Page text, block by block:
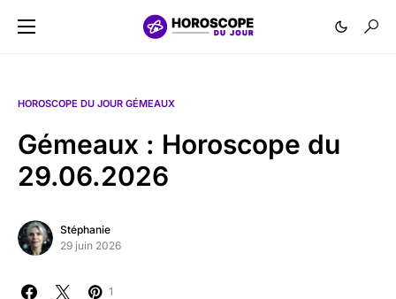
HOROSCOPE DU JOUR GÉMEAUX
Gémeaux : Horoscope du
29.06.2026
Stéphanie
29 juin 2026
1